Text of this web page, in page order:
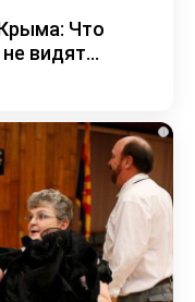
Что
видят...
i